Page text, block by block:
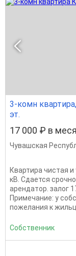
3-комн
эт.
17 000 ₽ в
Чувашская
Квартира чистая
кВ. Сдается
арендатор. залог
Примечание: у
пожелания к
Собственник